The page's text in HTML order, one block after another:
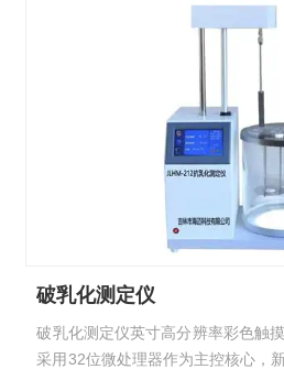
破乳化测定仪
破乳化测定仪英寸高分辨率彩色触
采用32位微处理器作为主控核心，